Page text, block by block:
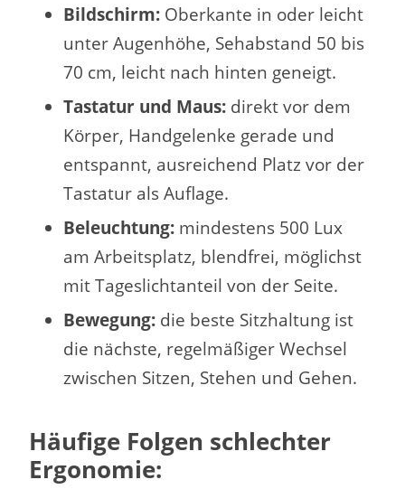
Bildschirm: Oberkante in oder leicht
unter Augenhöhe, Sehabstand 50 bis
70 cm, leicht nach hinten geneigt.
Tastatur und Maus: direkt vor dem
Körper, Handgelenke gerade und
entspannt, ausreichend Platz vor der
Tastatur als Auflage.
Beleuchtung: mindestens 500 Lux
am Arbeitsplatz, blendfrei, möglichst
mit Tageslichtanteil von der Seite.
Bewegung: die beste Sitzhaltung ist
die nächste, regelmäßiger Wechsel
zwischen Sitzen, Stehen und Gehen.
Häufige Folgen schlechter
Ergonomie: